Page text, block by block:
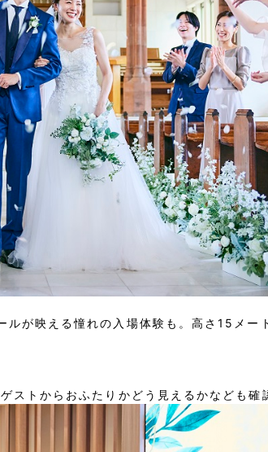
が映える憧れの入場体験も。高さ15メー
ストからおふたりかどう見えるかなども確